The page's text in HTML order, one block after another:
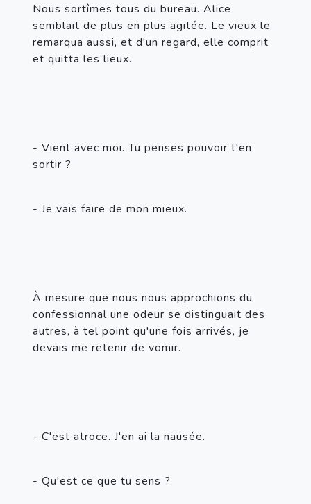
Nous sortîmes tous du bureau. Alice
semblait de plus en plus agitée. Le vieux le
remarqua aussi, et d'un regard, elle comprit
et quitta les lieux.
- Vient avec moi. Tu penses pouvoir t'en
sortir ?
- Je vais faire de mon mieux.
À mesure que nous nous approchions du
confessionnal une odeur se distinguait des
autres, à tel point qu'une fois arrivés, je
devais me retenir de vomir.
- C'est atroce. J'en ai la nausée.
- Qu'est ce que tu sens ?